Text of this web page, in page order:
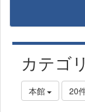
カテゴ
本館 20